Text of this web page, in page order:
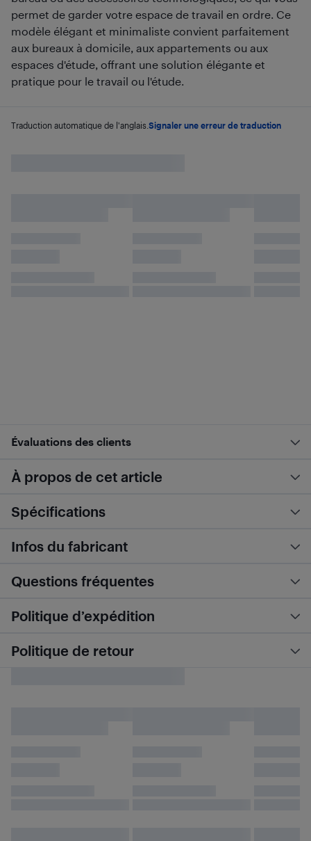
permet de garder votre espace de travail en ordre. Ce
modèle élégant et minimaliste convient parfaitement
aux bureaux à domicile, aux appartements ou aux
espaces d'étude, offrant une solution élégante et
pratique pour le travail ou l'étude.
Traduction automatique de l'anglais. Signaler une erreur de traduction
Évaluations des clients
À propos de cet article
Spécifications
Infos du fabricant
Questions fréquentes
Politique d’expédition
Politique de retour